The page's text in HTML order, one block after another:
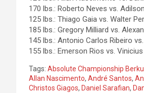
170 lbs.: Roberto Neves vs.
125 lbs.: Thiago Gaia vs. Walter
185 lbs.: Gregory Milliard vs.
145 lbs.: Antonio Carlos Ribeiro
155 lbs.: Emerson Rios vs.
Tags: Absolute Championship
Allan Nascimento, André Santos,
Christos Giagos, Daniel Sarafian,